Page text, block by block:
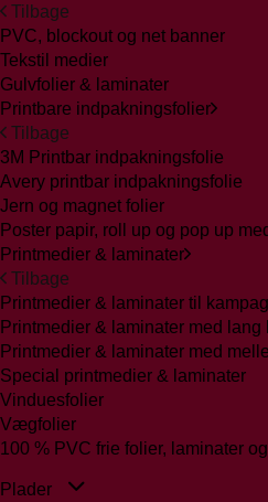
Tilbage
PVC, blockout og net banner
Tekstil medier
Gulvfolier & laminater
Printbare indpakningsfolier
Tilbage
3M Printbar indpakningsfolie
Avery printbar indpakningsfolie
Jern og magnet folier
Poster papir, roll up og pop up
Printmedier & laminater
Tilbage
Printmedier & laminater til
Printmedier & laminater med lang
Printmedier & laminater med
Special printmedier & laminater
Vinduesfolier
Vægfolier
100 % PVC frie folier, laminater
Plader